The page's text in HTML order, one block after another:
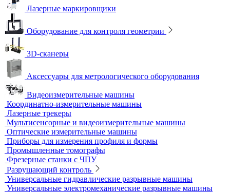
Электрический контроль
Дефектоскопы электроискровые
Автоматизация и роботизация
Автоматизация производственных процессов
Оборудование для контроля качества геометрии
Вертикальные фрезерные станки по металлу
Оборудование для контроля геометрии
3D-сканеры
Аксессуары для метрологического оборудования
Видеоизмерительные машины
Координатно-измерительные машины